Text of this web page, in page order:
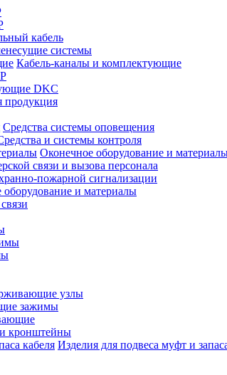
кабель
системы
Кабель-каналы и комплектующие
DKC
продукция
Средства системы оповещения
и системы контроля
Оконечное оборудование и
связи и вызова персонала
пожарной сигнализации
оборудование и материалы
узлы
зажимы
кронштейны
Изделия для подвеса муфт и